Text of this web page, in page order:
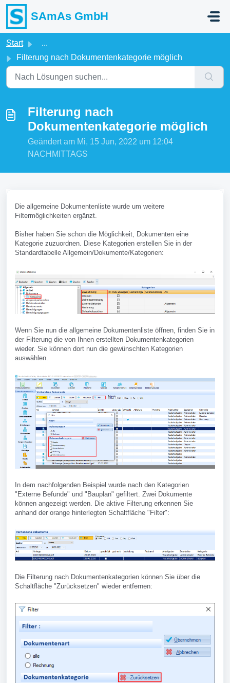
Zum hauptsächlichen Inhalt gehen
SAmAs GmbH
Start
...
Filterung nach Dokumentenkategorie möglich
Filterung nach
Dokumentenkategorie möglich
Geändert am Mi, 15 Jun, 2022 um 12:04
NACHMITTAGS
Die allgemeine Dokumentenliste wurde um weitere
Filtermöglichkeiten ergänzt.
Bisher haben Sie schon die Möglichkeit, Dokumenten eine
Kategorie zuzuordnen. Diese Kategorien erstellen Sie in der
Standardtabelle Allgemein/Dokumente/Kategorien:
Wenn Sie nun die allgemeine Dokumentenliste öffnen, finden Sie in
der Filterung die von Ihnen erstellten Dokumentenkategorien
wieder. Sie können dort nun die gewünschten Kategorien
auswählen.
In dem nachfolgenden Beispiel wurde nach den Kategorien
"Externe Befunde" und "Bauplan" gefiltert. Zwei Dokumente
können angezeigt werden. Die aktive Filterung erkennen Sie
anhand der orange hinterlegten Schaltfläche "Filter":
Die Filterung nach Dokumentenkategorien können Sie über die
Schaltfläche "Zurücksetzen" wieder entfernen: